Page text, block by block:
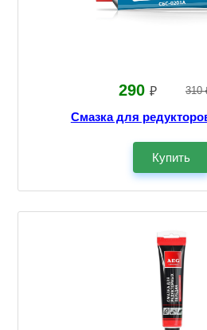
290 ₽ 310
Смазка для
Купить